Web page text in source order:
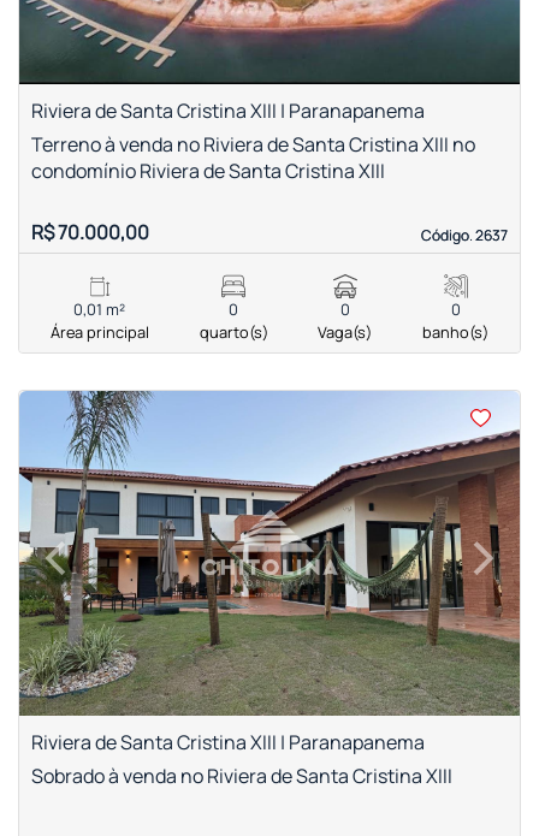
Riviera de Santa Cristina XIII | Paranapanema
Código. 2637
Código. 2637
Terreno à venda no Riviera de Santa Cristina XIII no
condomínio Riviera de Santa Cristina XIII
R$ 70.000,00
0,01 m²
Área principal
0
quarto(s)
0
Vaga(s)
0
banho(s)
< <
‹Previous ›
Next
Riviera de Santa Cristina XIII | Paranapanema
Sobrado à venda no Riviera de Santa Cristina XIII